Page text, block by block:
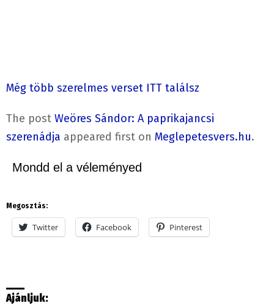
Még több szerelmes verset ITT találsz
The post Weöres Sándor: A paprikajancsi
szerenádja appeared first on Meglepetesvers.hu.
Mondd el a véleményed
Megosztás:
Twitter Facebook Pinterest
Ajánljuk: